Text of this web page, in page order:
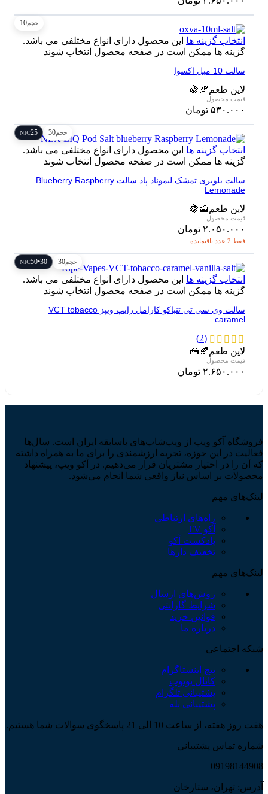
حجم10
انتخاب گزینه ها این محصول دارای انواع مختلفی می باشد.
گزینه ها ممکن است در صفحه محصول انتخاب شوند
سالت 10 میل اکسوا
لاین طعم 🍂
🍇
۵۳۰.۰۰۰ تومان
حجم30
25
NIC
انتخاب گزینه ها این محصول دارای انواع مختلفی می باشد.
گزینه ها ممکن است در صفحه محصول انتخاب شوند
سالت بلوبری تمشک لیموناد پاد سالت Blueberry Raspberry
Lemonade
لاین طعم🍰
🍇
۲.۰۵۰.۰۰۰ تومان
فقط 2 عدد باقیمانده
حجم30
30•50
NIC
انتخاب گزینه ها این محصول دارای انواع مختلفی می باشد.
گزینه ها ممکن است در صفحه محصول انتخاب شوند
سالت وی سی تی تنباکو کارامل رایپ ویپز VCT tobacco
caramel
(2)
لاین طعم 🍂
🍰
۲.۶۵۰.۰۰۰ تومان
فروشگاه آکو ویپ از ویپ‌شاپ‌های باسابقه ایران است. سال‌ها
فعالیت در این حوزه، تجربه ارزشمندی را برای ما به همراه داشته
که آن را در اختیار مشتریان قرار می‌دهیم. در آکو ویپ، پیشنهاد
محصولات بر اساس نیاز واقعی شما انجام می‌شود.
لینک‌های مهم
راه‌های ارتباطی
آکو TV
پادکست آکو
تخفیف دارها
لینک‌های مهم
روش‌های ارسال
شرایط گارانتی
قوانین خرید
درباره ما
شبکه اجتماعی
پیج اینستاگرام
کانال یوتوب
پشتیبانی تلگرام
پشتیبانی بله
هفت روز هفته، از ساعت 10 الی 21 پاسخگوی سوالات شما هستیم.
شماره تماس پشتیبانی
09198144908
آدرس: تهران، ستارخان